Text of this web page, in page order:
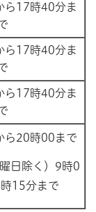
ら17時40分ま
ら17時40分ま
ら17時40分ま
ら20時00まで
日除く）9時0
15分まで